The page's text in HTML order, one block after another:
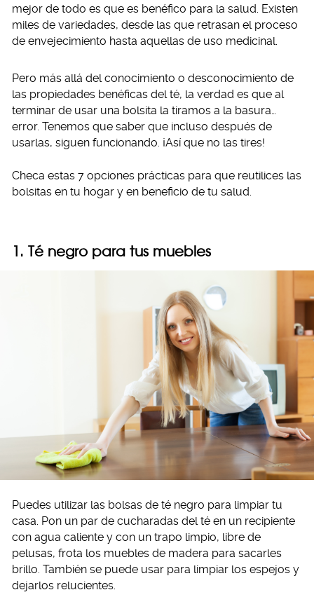
mejor de todo es que es benéfico para la salud. Existen
miles de variedades, desde las que retrasan el proceso
de envejecimiento hasta aquellas de uso medicinal.
Pero más allá del conocimiento o desconocimiento de
las propiedades benéficas del té, la verdad es que al
terminar de usar una bolsita la tiramos a la basura…
error. Tenemos que saber que incluso después de
usarlas, siguen funcionando. ¡Así que no las tires!
Checa estas 7 opciones prácticas para que reutilices las
bolsitas en tu hogar y en beneficio de tu salud.
1. Té negro para tus muebles
Puedes utilizar las bolsas de té negro para limpiar tu
casa. Pon un par de cucharadas del té en un recipiente
con agua caliente y con un trapo limpio, libre de
pelusas, frota los muebles de madera para sacarles
brillo. También se puede usar para limpiar los espejos y
dejarlos relucientes.